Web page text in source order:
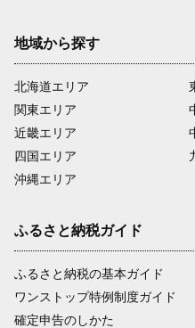
地域から探す
北海道エリア
関東エリア
近畿エリア
四国エリア
沖縄エリア
ふるさと納税ガイド
ふるさと納税の基本ガイド
ワンストップ特例制度ガイド
確定申告のしかた